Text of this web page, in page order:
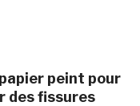
peint pour
des fissures